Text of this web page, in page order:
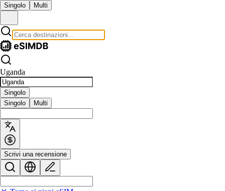
Singolo Multi
Uganda
Singolo
Singolo
Multi
Scrivi una recensione